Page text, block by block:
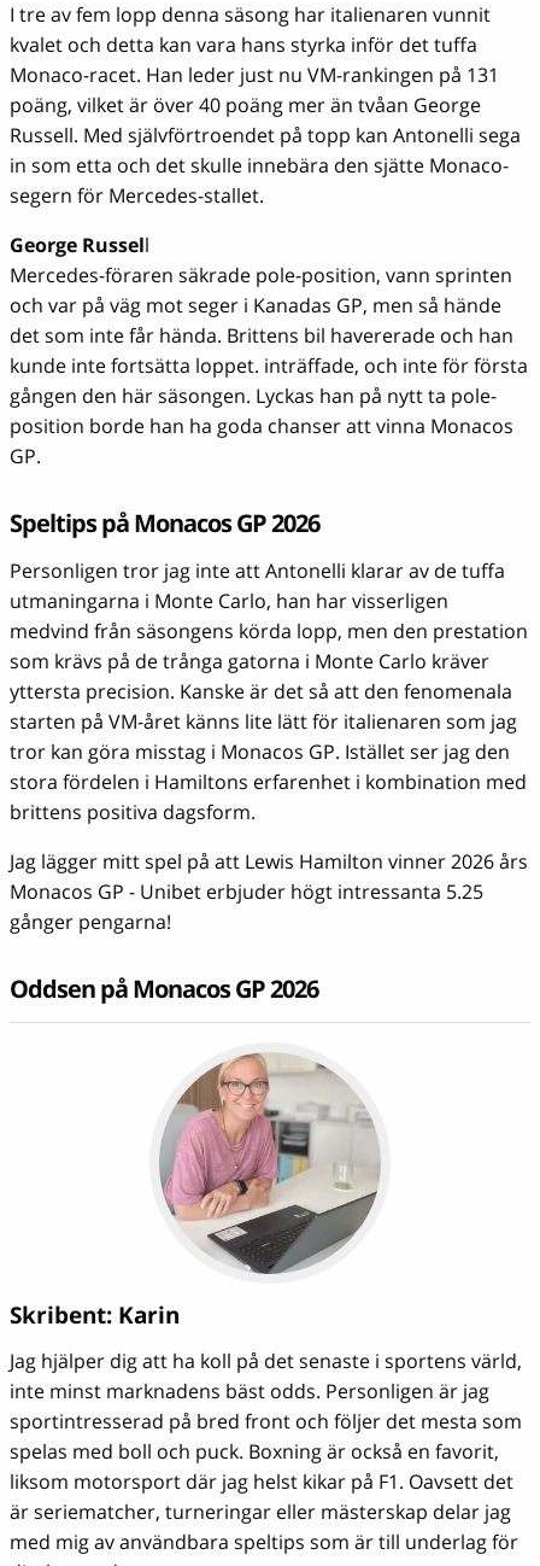
I tre av fem lopp denna säsong har italienaren vunnit
kvalet och detta kan vara hans styrka inför det tuffa
Monaco-racet. Han leder just nu VM-rankingen på 131
poäng, vilket är över 40 poäng mer än tvåan George
Russell. Med självförtroendet på topp kan Antonelli sega
in som etta och det skulle innebära den sjätte Monaco-
segern för Mercedes-stallet.
George Russell
Mercedes-föraren säkrade pole-position, vann sprinten
och var på väg mot seger i Kanadas GP, men så hände
det som inte får hända. Brittens bil havererade och han
kunde inte fortsätta loppet. inträffade, och inte för första
gången den här säsongen. Lyckas han på nytt ta pole-
position borde han ha goda chanser att vinna Monacos
GP.
Speltips på Monacos GP 2026
Personligen tror jag inte att Antonelli klarar av de tuffa
utmaningarna i Monte Carlo, han har visserligen
medvind från säsongens körda lopp, men den prestation
som krävs på de trånga gatorna i Monte Carlo kräver
yttersta precision. Kanske är det så att den fenomenala
starten på VM-året känns lite lätt för italienaren som jag
tror kan göra misstag i Monacos GP. Istället ser jag den
stora fördelen i Hamiltons erfarenhet i kombination med
brittens positiva dagsform.
Jag lägger mitt spel på att Lewis Hamilton vinner 2026 års
Monacos GP - Unibet erbjuder högt intressanta 5.25
gånger pengarna!
Oddsen på Monacos GP 2026
Skribent: Karin
Jag hjälper dig att ha koll på det senaste i sportens värld,
inte minst marknadens bäst odds. Personligen är jag
sportintresserad på bred front och följer det mesta som
spelas med boll och puck. Boxning är också en favorit,
liksom motorsport där jag helst kikar på F1. Oavsett det
är seriematcher, turneringar eller mästerskap delar jag
med mig av användbara speltips som är till underlag för